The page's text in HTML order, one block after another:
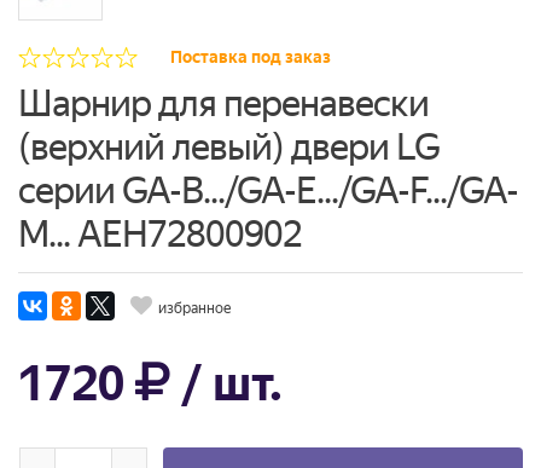
Поставка под заказ
Шарнир для перенавески
(верхний левый) двери LG
серии GA-B.../GA-E.../GA-F.../GA-
M... AEH72800902
избранное
1720 / шт.